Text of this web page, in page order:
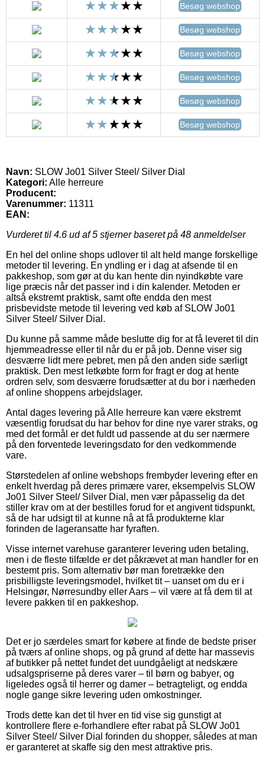
Besøg webshop
Besøg webshop
Besøg webshop
Besøg webshop
Besøg webshop
Besøg webshop
Navn: SLOW Jo01 Silver Steel/ Silver Dial
Kategori: Alle herreure
Producent:
Varenummer: 11311
EAN:
Vurderet til 4.6 ud af 5 stjerner baseret på 48 anmeldelser
En hel del online shops udlover til alt held mange forskellige
metoder til levering. En yndling er i dag at afsende til en
pakkeshop, som gør at du kan hente din nyindkøbte vare
lige præcis når det passer ind i din kalender. Metoden er
altså ekstremt praktisk, samt ofte endda den mest
prisbevidste metode til levering ved køb af SLOW Jo01
Silver Steel/ Silver Dial.
Du kunne på samme måde beslutte dig for at få leveret til din
hjemmeadresse eller til når du er på job. Denne viser sig
desværre lidt mere pebret, men på den anden side særligt
praktisk. Den mest letkøbte form for fragt er dog at hente
ordren selv, som desværre forudsætter at du bor i nærheden
af online shoppens arbejdslager.
Antal dages levering på Alle herreure kan være ekstremt
væsentlig forudsat du har behov for dine nye varer straks, og
med det formål er det fuldt ud passende at du ser nærmere
på den forventede leveringsdato for den vedkommende
vare.
Størstedelen af online webshops frembyder levering efter en
enkelt hverdag på deres primære varer, eksempelvis SLOW
Jo01 Silver Steel/ Silver Dial, men vær påpasselig da det
stiller krav om at der bestilles forud for et angivent tidspunkt,
så de har udsigt til at kunne nå at få produkterne klar
forinden de lageransatte har fyraften.
Visse internet varehuse garanterer levering uden betaling,
men i de fleste tilfælde er det påkrævet at man handler for en
bestemt pris. Som alternativ bør man foretrække den
prisbilligste leveringsmodel, hvilket tit – uanset om du er i
Helsingør, Nørresundby eller Aars – vil være at få dem til at
levere pakken til en pakkeshop.
Det er jo særdeles smart for købere at finde de bedste priser
på tværs af online shops, og på grund af dette har massevis
af butikker på nettet fundet det uundgåeligt at nedskære
udsalgspriserne på deres varer – til børn og babyer, og
ligeledes også til herrer og damer – betragteligt, og endda
nogle gange sikre levering uden omkostninger.
Trods dette kan det til hver en tid vise sig gunstigt at
kontrollere flere e-forhandlere efter rabat på SLOW Jo01
Silver Steel/ Silver Dial forinden du shopper, således at man
er garanteret at skaffe sig den mest attraktive pris.